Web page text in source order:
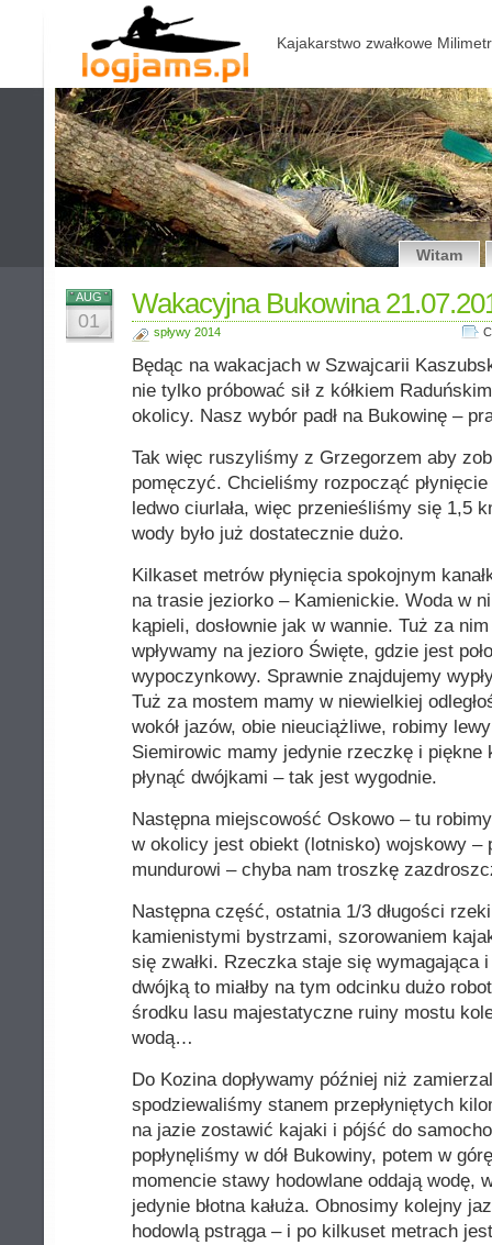
Kajakarstwo zwałkowe
Witam
AUG
01
Wakacyjna Bukowina
spływy 2014
Będąc na wakacjach w Szwajcarii
nie tylko próbować sił z kółkiem
okolicy. Nasz wybór padł na Bukowinę –
Tak więc ruszyliśmy z Grzegorzem aby
pomęczyć. Chcieliśmy rozpocząć
ledwo ciurlała, więc przenieśliśmy się 1,5
wody było już dostatecznie dużo.
Kilkaset metrów płynięcia spokojnym
na trasie jeziorko – Kamienickie. Woda w
kąpieli, dosłownie jak w wannie. Tuż za
wpływamy na jezioro Święte, gdzie jest
wypoczynkowy. Sprawnie znajdujemy
Tuż za mostem mamy w niewielkiej
wokół jazów, obie nieuciążliwe, robimy
Siemirowic mamy jedynie rzeczkę i piękne
płynąć dwójkami – tak jest wygodnie.
Następna miejscowość Oskowo – tu
w okolicy jest obiekt (lotnisko) wojskowy –
mundurowi – chyba nam troszkę
Następna część, ostatnia 1/3 długości
kamienistymi bystrzami, szorowaniem
się zwałki. Rzeczka staje się wymagająca
dwójką to miałby na tym odcinku dużo
środku lasu majestatyczne ruiny mostu
wodą…
Do Kozina dopływamy później niż
spodziewaliśmy stanem przepłyniętych
na jazie zostawić kajaki i pójść do
popłynęliśmy w dół Bukowiny, potem w
momencie stawy hodowlane oddają wodę,
jedynie błotna kałuża. Obnosimy kolejny
hodowlą pstrąga – i po kilkuset metrach